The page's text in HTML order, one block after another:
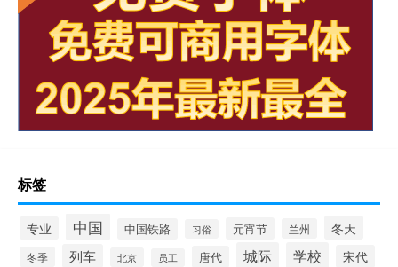
标签
专业 中国 中国铁路 习俗 元宵节 兰州 冬天
冬季 列车 北京 员工 唐代 城际 学校 宋代